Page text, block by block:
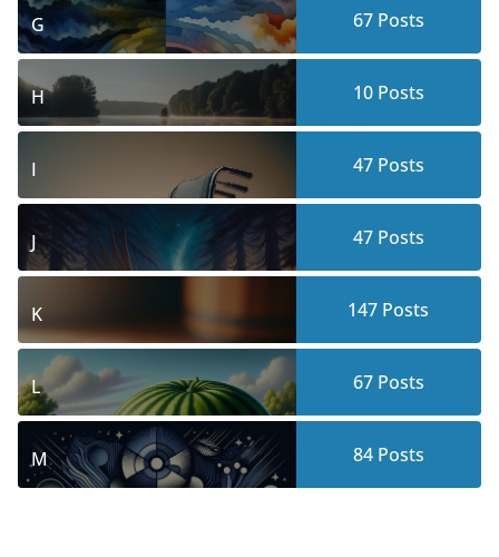
G 67Posts
H 10Posts
I 47Posts
J 47Posts
K 147 Posts
L 67Posts
M 84Posts